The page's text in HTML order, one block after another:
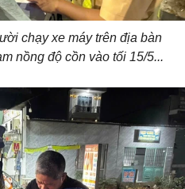
chạy xe máy trên địa bàn
nồng độ cồn vào tối 15/5...